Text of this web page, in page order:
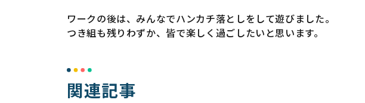
ワークの後は、みんなでハンカチ落としをして遊びました。
つき組も残りわずか、皆で楽しく過ごしたいと思います。
関連記事